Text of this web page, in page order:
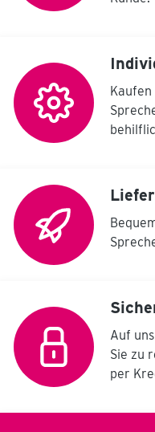
(serienmäßig) der
so dass die Borde mit
einer Neigung von 20 °
nach vorn ausgeführt
werden. Der mobile
Arbeitsplatz wird
ergänzt durch
Schraubenboxen,
Trägerschienen. Maße:
650 x 450 x 1.900 mm
Individuelle Breiten auf
Anfrage möglich! Der
Montagewagen wird
geliefert mit: verzinkter,
Lenk-/Bremsrollen) als
Fahrwerk, 30 mm
starke Multiplexplatte
aus Buchenholz als
unverwüstlicher
Arbeitsplatte, 5 stabilen
mm,zum Bestücken mit
Auf
Sie zu
per